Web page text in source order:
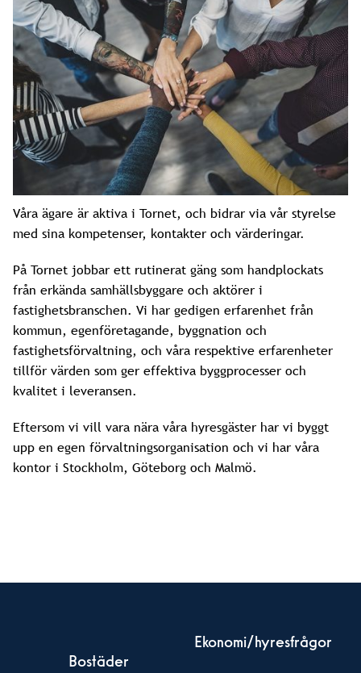
Våra ägare är aktiva i Tornet, och bidrar via vår styrelse
med sina kompetenser, kontakter och värderingar.
På Tornet jobbar ett rutinerat gäng som handplockats
från erkända samhällsbyggare och aktörer i
fastighetsbranschen. Vi har gedigen erfarenhet från
kommun, egenföretagande, byggnation och
fastighetsförvaltning, och våra respektive erfarenheter
tillför värden som ger effektiva byggprocesser och
kvalitet i leveransen.
Eftersom vi vill vara nära våra hyresgäster har vi byggt
upp en egen förvaltningsorganisation och vi har våra
kontor i Stockholm, Göteborg och Malmö.
Bostäder
Ekonomi/hyresfrågor